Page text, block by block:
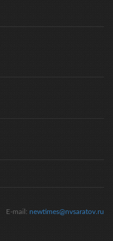
E-mail: newtimes@nvsaratov.ru